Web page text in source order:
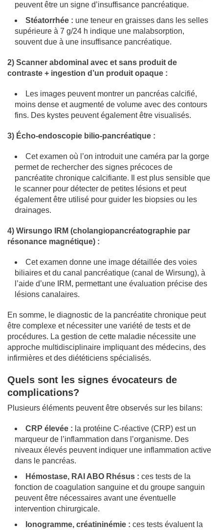
peuvent être un signe d’insuffisance pancréatique.
Stéatorrhée : une teneur en graisses dans les selles
supérieure à 7 g/24 h indique une malabsorption,
souvent due à une insuffisance pancréatique.
2) Scanner abdominal avec et sans produit de
contraste + ingestion d’un produit opaque :
Les images peuvent montrer un pancréas calcifié,
moins dense et augmenté de volume avec des contours
fins. Des kystes peuvent également être visualisés.
3) Écho-endoscopie bilio-pancréatique :
Cet examen où l’on introduit une caméra par la gorge
permet de rechercher des signes précoces de
pancréatite chronique calcifiante. Il est plus sensible que
le scanner pour détecter de petites lésions et peut
également être utilisé pour guider les biopsies ou les
drainages.
4) Wirsungo IRM (cholangiopancréatographie par
résonance magnétique) :
Cet examen donne une image détaillée des voies
biliaires et du canal pancréatique (canal de Wirsung), à
l’aide d’une IRM, permettant une évaluation précise des
lésions canalaires.
En somme, le diagnostic de la pancréatite chronique peut
être complexe et nécessiter une variété de tests et de
procédures. La gestion de cette maladie nécessite une
approche multidisciplinaire impliquant des médecins, des
infirmières et des diététiciens spécialisés.
Quels sont les signes évocateurs de
complications?
Plusieurs éléments peuvent être observés sur les bilans:
CRP élevée : la protéine C-réactive (CRP) est un
marqueur de l’inflammation dans l’organisme. Des
niveaux élevés peuvent indiquer une inflammation active
dans le pancréas.
Hémostase, RAI ABO Rhésus : ces tests de la
fonction de coagulation sanguine et du groupe sanguin
peuvent être nécessaires avant une éventuelle
intervention chirurgicale.
Ionogramme, créatininémie : ces tests évaluent la